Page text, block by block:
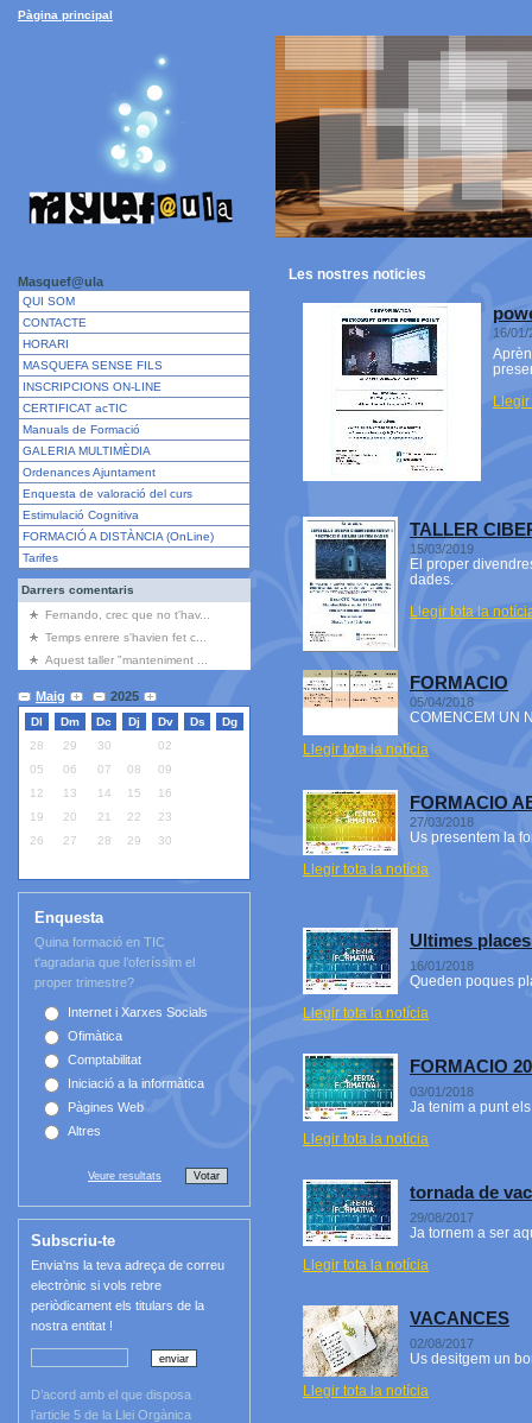
Pàgina principal
Masquef@ula
QUI SOM
CONTACTE
HORARI
MASQUEFA SENSE FILS
INSCRIPCIONS ON-LINE
CERTIFICAT acTIC
Manuals de Formació
GALERIA MULTIMÈDIA
Ordenances Ajuntament
Enquesta de valoració del curs
Estimulació Cognitiva
FORMACIÓ A DISTÀNCIA (OnLine)
Tarifes
Darrers comentaris
Fernando, crec que no t'hav...
Temps enrere s'havien fet c...
Aquest taller "manteniment ...
Maig 2025
Dl Dm Dc Dj Dv Ds
Dg
28
29 30 02
05
06 07 08 09
12
13 14 15 16
19
20 21 22 23
26
27 28 29 30
Enquesta
Quina formació en TIC
t'agradaria que l’oferíssim el
proper trimestre?
Internet i Xarxes Socials
Ofimàtica
Comptabilitat
Iniciació a la informàtica
Pàgines Web
Altres
Veure resultats
Subscriu-te
Envia'ns la teva adreça de correu
electrònic si vols rebre
periòdicament els titulars de la
nostra entitat !
D’acord amb el que disposa
l’article 5 de la Llei Orgànica
Les nostres noticies
16/01/
TALLER
15/03/2019
El proper
dades.
Llegir tota la
FORMACIO
05/04/2018
COMENCEM UN
Llegir tota la notícia
FORMACIO
27/03/2018
Us presentem la
Llegir tota la notícia
Ultimes
16/01/2018
Queden poques
Llegir tota la notícia
FORMACIO
03/01/2018
Ja tenim a punt
Llegir tota la notícia
tornada de
29/08/2017
Ja tornem a ser
Llegir tota la notícia
VACANCES
02/08/2017
Us desitgem un
Llegir tota la notícia